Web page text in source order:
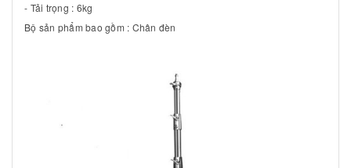
- Tải trọng : 6kg
Bộ sản phẩm bao gồm : Chân đèn